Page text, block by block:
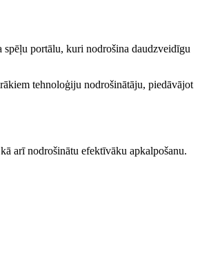
portālu, kuri nodrošina daudzveidīgu
tehnoloģiju nodrošinātāju, piedāvājot
arī nodrošinātu efektīvāku apkalpošanu.